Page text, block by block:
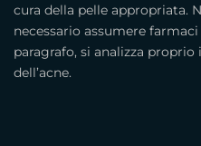
cura della pelle appropriata.
necessario assumere
paragrafo, si analizza
dell’acne.